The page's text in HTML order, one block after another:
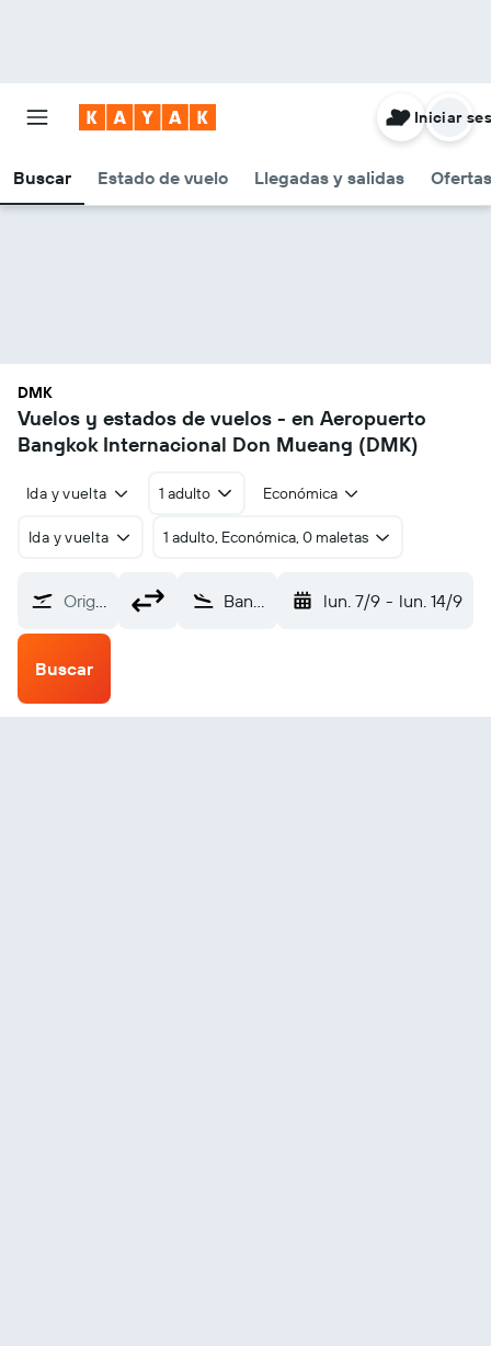
Buscar Estado de vuelo Llegadas y salidas Ofertas
Iniciar
DMK
Vuelos y estados de vuelos - en Aeropuerto
Bangkok Internacional Don Mueang (DMK)
Ida y vuelta 1 adulto Económica
Ida y vuelta 1 adulto, Económica, 0 maletas
Origen Bangkok Internacional Don Mueang (DMK) lun. 7/9 - lun. 14/9
Buscar